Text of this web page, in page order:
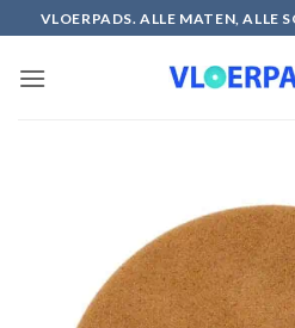
naar
inhoud
VLOERPADS. ALLE MATEN, ALLE